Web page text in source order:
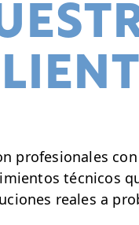
profesionales
técnicos
reales a